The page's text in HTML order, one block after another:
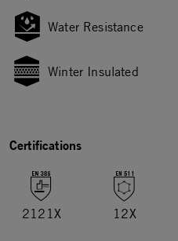
Water Resistance
Winter Insulated
Certifications
2121X 12X